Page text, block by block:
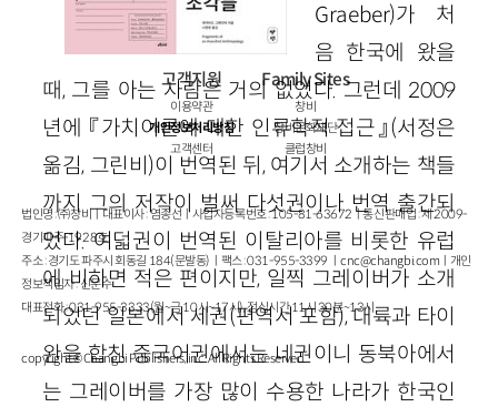
Graeber)가 처
음 한국에 왔을
때, 그를 아는 사람은 거의 없었다. 그런데 2009
년에 『가치이론에 대한 인류학적 접근』(서정은
옮김, 그린비)이 번역된 뒤, 여기서 소개하는 책들
까지 그의 저작이 벌써 다섯권이나 번역 출간되
었다. 여덟권이 번역된 이탈리아를 비롯한 유럽
에 비하면 적은 편이지만, 일찍 그레이버가 소개
되었던 일본에서 세권(편역서 포함), 대륙과 타이
완을 합친 중국어권에서는 네권이니 동북아에서
는 그레이버를 가장 많이 수용한 나라가 한국인
고객지원
이용약관
개인정보처리방침
고객센터
Family Sites
창비
창비문화재단
클럽창비
법인명 : ㈜창비ㅣ대표이사 : 염종선ㅣ사업자등록번호 : 105-81-63672ㅣ통신판매업 : 제 2009-
경기파주-1928호
주소 : 경기도 파주시 회동길 184(문발동)ㅣ팩스 : 031-955-3399 ㅣcnc@changbi.com ㅣ개인
정보책임자 : 신문수
대표전화 : 031-955-3333(월~금 10시~17시), 점심시간 11시 30분~13시
copyright © Changbi Publishers, inc. All Rights Reserved.